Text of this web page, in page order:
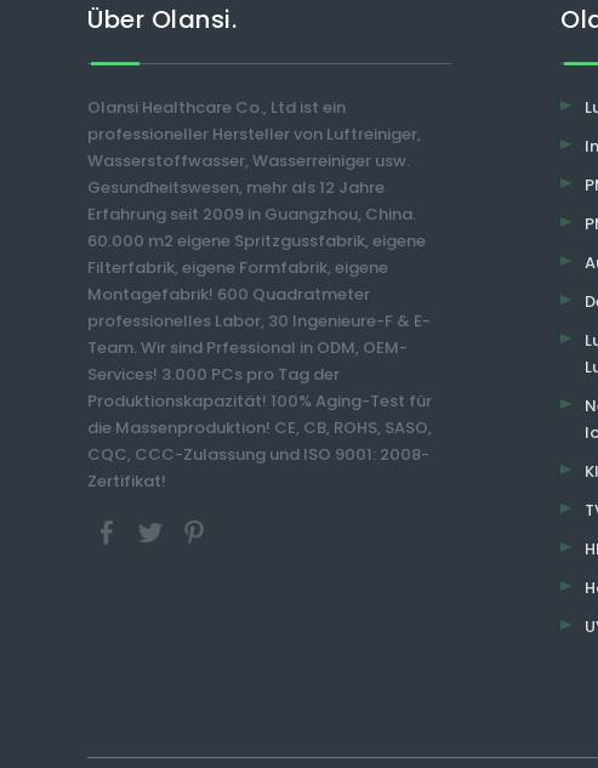
Über Olansi.
Olansi Healthcare Co., Ltd ist ein
professioneller Hersteller von Luftreiniger,
Wasserstoffwasser, Wasserreiniger usw.
Gesundheitswesen, mehr als 12 Jahre
Erfahrung seit 2009 in Guangzhou, China.
60.000 m2 eigene Spritzgussfabrik, eigene
Filterfabrik, eigene Formfabrik, eigene
Montagefabrik! 600 Quadratmeter
professionelles Labor, 30 Ingenieure-F & E-
Team. Wir sind Prfessional in ODM, OEM-
Services! 3.000 PCs pro Tag der
Produktionskapazität! 100% Aging-Test für
die Massenproduktion! CE, CB, ROHS, SASO,
CQC, CCC-Zulassung und ISO 9001: 2008-
Zertifikat!